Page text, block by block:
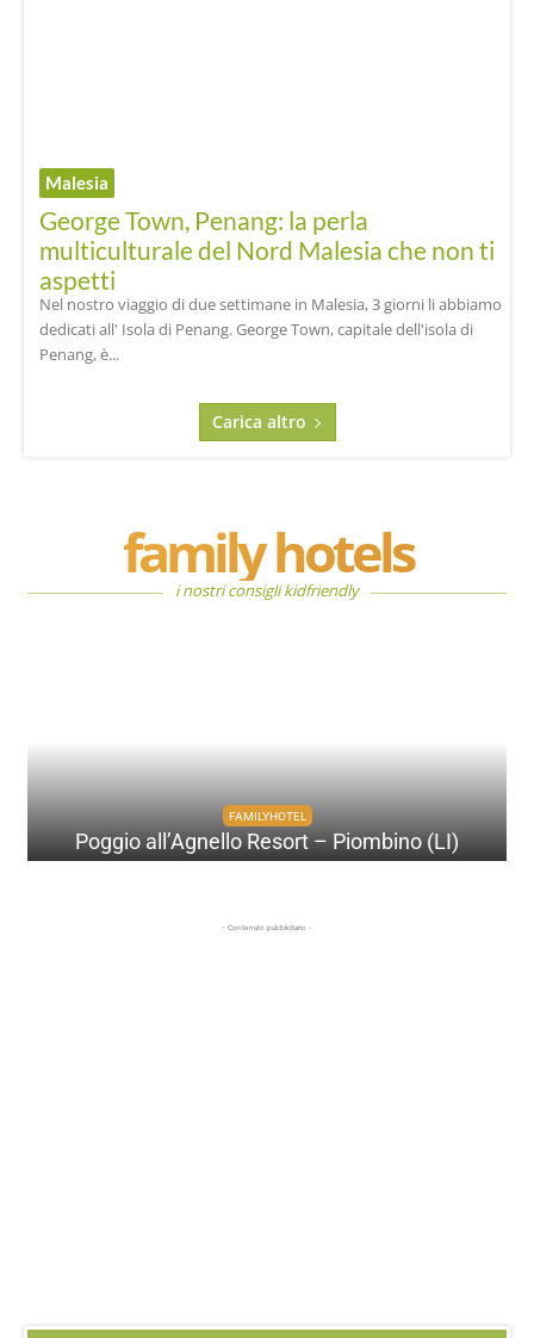
Malesia
George Town, Penang: la perla
multiculturale del Nord Malesia che non ti
aspetti
Nel nostro viaggio di due settimane in Malesia, 3 giorni li abbiamo
dedicati all' Isola di Penang. George Town, capitale dell'isola di
Penang, è...
Carica altro
family hotels
i nostri consigli kidfriendly
Migliori terme in Veneto: dove vivere
un’esperienza di benessere autentica
- Contenuto pubblicitario -